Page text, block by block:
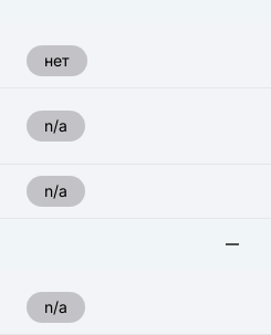
нет
n/a
n/a
n/a